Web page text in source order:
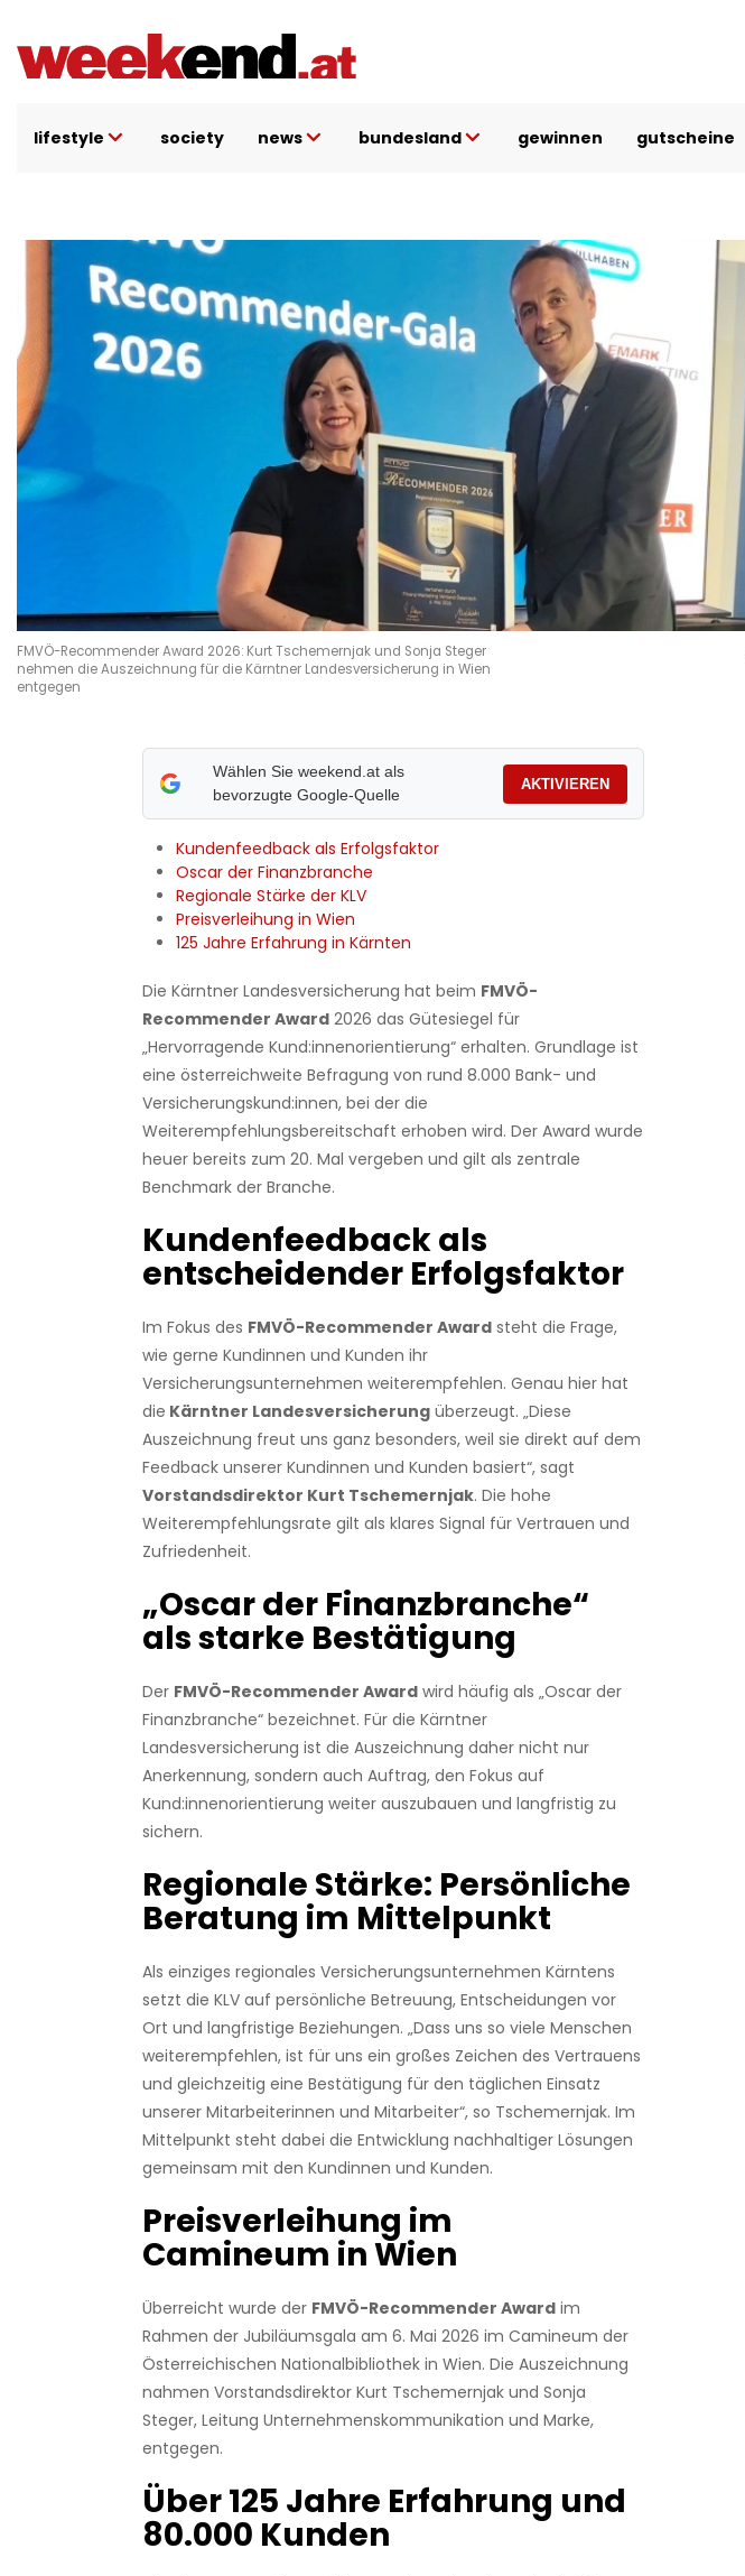
Inhalt
lifestyle society news bundesland gewinnen gutscheine
FMVÖ-Recommender Award 2026: Kurt Tschemernjak und Sonja Steger
nehmen die Auszeichnung für die Kärntner Landesversicherung in Wien
entgegen
Wählen Sie weekend.at als
bevorzugte Google-Quelle
AKTIVIEREN
Kundenfeedback als Erfolgsfaktor
Oscar der Finanzbranche
Regionale Stärke der KLV
Preisverleihung in Wien
125 Jahre Erfahrung in Kärnten
Die Kärntner Landesversicherung hat beim FMVÖ-
Recommender Award2026 das Gütesiegel für
„Hervorragende Kund:innenorientierung“ erhalten. Grundlage ist
eine österreichweite Befragung von rund 8.000 Bank- und
Versicherungskund:innen, bei der die
Weiterempfehlungsbereitschaft erhoben wird. Der Award wurde
heuer bereits zum 20. Mal vergeben und gilt als zentrale
Benchmark der Branche.
Kundenfeedback als
entscheidender Erfolgsfaktor
Im Fokus des FMVÖ-Recommender Awardsteht die Frage,
wie gerne Kundinnen und Kunden ihr
Versicherungsunternehmen weiterempfehlen. Genau hier hat
die Kärntner Landesversicherungüberzeugt. „Diese
Auszeichnung freut uns ganz besonders, weil sie direkt auf dem
Feedback unserer Kundinnen und Kunden basiert“, sagt
Vorstandsdirektor Kurt Tschemernjak. Die hohe
Weiterempfehlungsrate gilt als klares Signal für Vertrauen und
Zufriedenheit.
„Oscar der Finanzbranche“
als starke Bestätigung
Der FMVÖ-Recommender Awardwird häufig als „Oscar der
Finanzbranche“ bezeichnet. Für die Kärntner
Landesversicherung ist die Auszeichnung daher nicht nur
Anerkennung, sondern auch Auftrag, den Fokus auf
Kund:innenorientierung weiter auszubauen und langfristig zu
sichern.
Regionale Stärke: Persönliche
Beratung im Mittelpunkt
Als einziges regionales Versicherungsunternehmen Kärntens
setzt die KLV auf persönliche Betreuung, Entscheidungen vor
Ort und langfristige Beziehungen. „Dass uns so viele Menschen
weiterempfehlen, ist für uns ein großes Zeichen des Vertrauens
und gleichzeitig eine Bestätigung für den täglichen Einsatz
unserer Mitarbeiterinnen und Mitarbeiter“, so Tschemernjak. Im
Mittelpunkt steht dabei die Entwicklung nachhaltiger Lösungen
gemeinsam mit den Kundinnen und Kunden.
Preisverleihung im
Camineum in Wien
Überreicht wurde der FMVÖ-Recommender Awardim
Rahmen der Jubiläumsgala am 6. Mai 2026 im Camineum der
Österreichischen Nationalbibliothek in Wien. Die Auszeichnung
nahmen Vorstandsdirektor Kurt Tschemernjak und Sonja
Steger, Leitung Unternehmenskommunikation und Marke,
entgegen.
Über 125 Jahre Erfahrung und
80.000 Kunden